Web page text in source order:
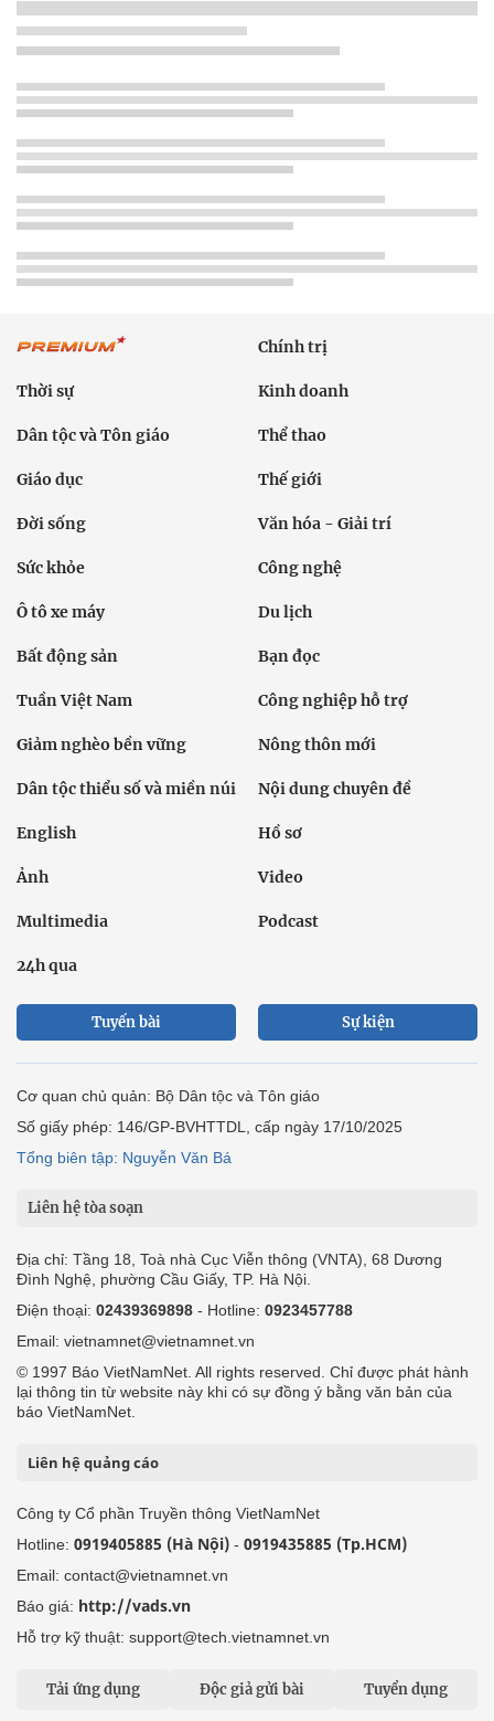
Chính trị
Thời sự Kinh doanh
Dân tộc và Tôn giáo Thể thao
Giáo dục Thế giới
Đời sống Văn hóa - Giải trí
Sức khỏe Công nghệ
Ô tô xe máy Du lịch
Bất động sản Bạn đọc
Tuần Việt Nam Công nghiệp hỗ trợ
Giảm nghèo bền vững Nông thôn mới
Dân tộc thiểu số và miền núi Nội dung chuyên đề
English Hồ sơ
Ảnh Video
Multimedia Podcast
24h qua
Tuyến bài Sự kiện
Cơ quan chủ quản: Bộ Dân tộc và Tôn giáo
Số giấy phép: 146/GP-BVHTTDL, cấp ngày 17/10/2025
Tổng biên tập: Nguyễn Văn Bá
Liên hệ tòa soạn
Địa chỉ: Tầng 18, Toà nhà Cục Viễn thông (VNTA), 68 Dương
Đình Nghệ, phường Cầu Giấy, TP. Hà Nội.
Điện thoại: 02439369898 - Hotline: 0923457788
Email: vietnamnet@vietnamnet.vn
© 1997 Báo VietNamNet. All rights reserved. Chỉ được phát hành
lại thông tin từ website này khi có sự đồng ý bằng văn bản của
báo VietNamNet.
Liên hệ quảng cáo
Công ty Cổ phần Truyền thông VietNamNet
Hotline: 0919405885 (Hà Nội) - 0919435885 (Tp.HCM)
Email: contact@vietnamnet.vn
Báo giá: http://vads.vn
Hỗ trợ kỹ thuật: support@tech.vietnamnet.vn
Tải ứng dụng Độc giả gửi bài Tuyển dụng